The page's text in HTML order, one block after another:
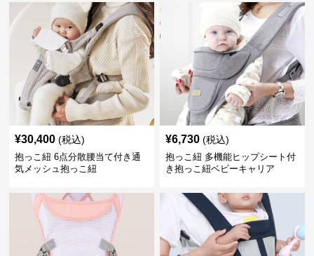
¥30,400 (税込)
抱っこ紐 6点分散腰当て付き通
気メッシュ抱っこ紐
¥6,730 (税込)
抱っこ紐 多機能ヒップシート付
き抱っこ紐ベビーキャリア